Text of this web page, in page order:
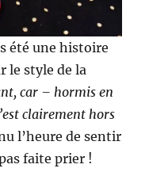
été une histoire
le style de la
car – hormis en
clairement hors
l’heure de sentir
faite prier !